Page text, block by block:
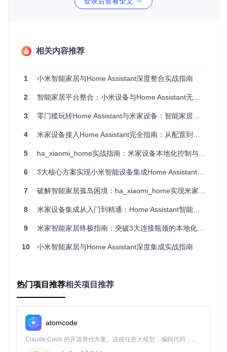
TTPS协议向小米云API发送控制命令，设备状态变更则通过M
无小米多模网关的用户
设备数量较少且对延迟不敏感
配置示例 ：
xiaomi_home:
cloud:
username: "your_mi_account@example.com"
password:
"your_mi_password"
region: "cn" # 服务器区域，可选cn、de、us等
Fi/以太网设备的实时状态同步和命令下发。其核心是网关内置
迟可稳定在50-150ms。
启用条件 ：
小米多模网关固件≥v3.3.0_0023
设备支持MIoT-Spec-V2协议（小米设备通信的标准化协
议）
Home Assistant与网关处于同一局域网
相关内容推荐
1 小米智能家居与Home Assistant深度整合实战指南
2 智能家居平台整合：小米设备与Home Assistant无缝对接指南
3 零门槛玩转Home Assistant与米家设备：智能家居整合实用指南
4 米家设备接入Home Assistant完全指南：从配置到精通
5 ha_xiaomi_home实战指南：米家设备本地化控制与多环境部署全攻略
6 3大核心方案实现小米智能设备集成Home Assistant全攻略
7 破解智能家居孤岛困境：ha_xiaomi_home实现米家设备无缝集成Home Assistant
8 米家设备集成从入门到精通：Home Assistant智能家居控制终极指南
9 米家智能家居终极指南：突破3大连接瓶颈的本地化解决方案
10 小米智能家居与Home Assistant深度集成实战指南
热门项目推荐相关项目推荐
atomcode
Claude Code 的开源替代方案。连接任意大模型，编辑代码，运行命令，自动验证 — 全自动执行。用 Rust 构建，极致性能。 ｜ An open-source alternative to Claude Code. Connect any LLM, edit code, run commands, and verify changes — autonomously. Built in Rust for speed. Get Started